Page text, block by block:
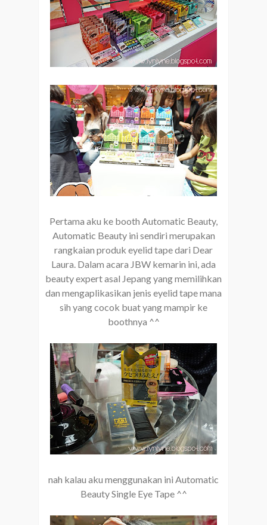
Pertama aku ke booth Automatic Beauty,
Automatic Beauty ini sendiri merupakan
rangkaian produk eyelid tape dari Dear
Laura. Dalam acara JBW kemarin ini, ada
beauty expert asal Jepang yang memilihkan
dan mengaplikasikan jenis eyelid tape mana
sih yang cocok buat yang mampir ke
boothnya ^^
nah kalau aku menggunakan ini Automatic
Beauty Single Eye Tape ^^